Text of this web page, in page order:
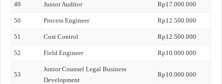
49 Junior Auditor Rp17.000.000
50 Process Engineer Rp12.500.000
51 Cost Control Rp12.500.000
52 Field Engineer Rp10.000.000
53
Junior Counsel Legal Business
Development
Rp10.000.000